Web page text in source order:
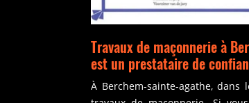
Travaux de maçonnerie à
est un prestataire de
À Berchem-sainte-agathe,